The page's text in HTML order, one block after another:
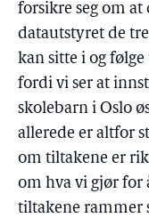
forsikre seg om
datautstyret de
kan sitte i og
fordi vi ser at
skolebarn i Oslo
allerede er altfor
om tiltakene er
om hva vi gjør for
tiltakene rammer